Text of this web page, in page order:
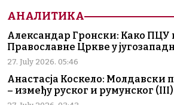
АНАЛИТИКА
Александар Гронски: Како ПЦУ
Православне Цркве у
27. July 2026. 05:46
Анастасја Коскело: Молдавски
– између руског и румунског (III)